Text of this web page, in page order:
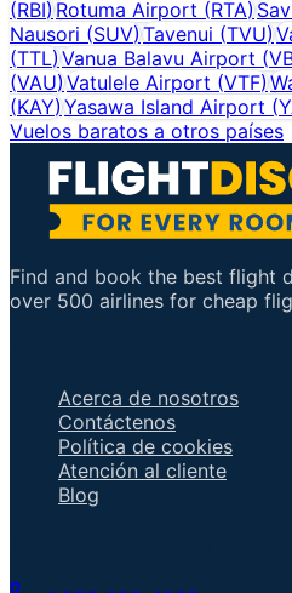
(RBI)Rotuma Airport (RTA)
Nausori (SUV)Tavenui (TVU)
(TTL)Vanua Balavu Airport (
(VAU)Vatulele Airport (VTF)
(KAY)Yasawa Island Airport (
Vuelos baratos a otros países
Find and book the best flight
over 500 airlines for cheap
Acerca de nosotros
Contáctenos
Política de cookies
Atención al cliente
Blog